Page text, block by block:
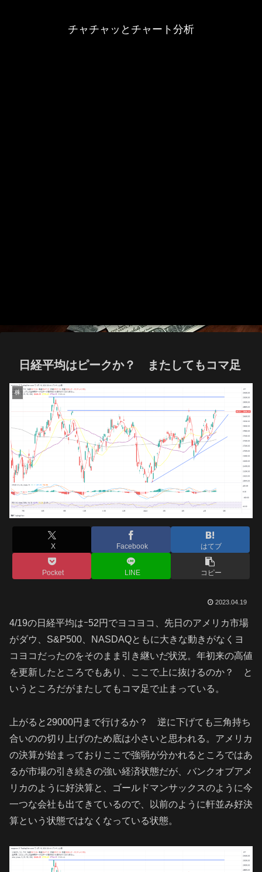
チャチャッとチャート分析
日経平均はピークか？ またしてもコマ足
株
X Facebook はてブ
Pocket LINE コピー
2023.04.19
4/19の日経平均はｰ52円でヨコヨコ、先日のアメリカ市場
がダウ、S&P500、NASDAQともに大きな動きがなくヨ
コヨコだったのをそのまま引き継いだ状況。年初来の高値
を更新したところでもあり、ここで上に抜けるのか？ と
いうところだがまたしてもコマ足で止まっている。
上がると29000円まで行けるか？ 逆に下げても三角持ち
合いのの切り上げのため底は小さいと思われる。アメリカ
の決算が始まっておりここで強弱が分かれるところではあ
るが市場の引き続きの強い経済状態だが、バンクオブアメ
リカのように好決算と、ゴールドマンサックスのように今
一つな会社も出てきているので、以前のように軒並み好決
算という状態ではなくなっている状態。